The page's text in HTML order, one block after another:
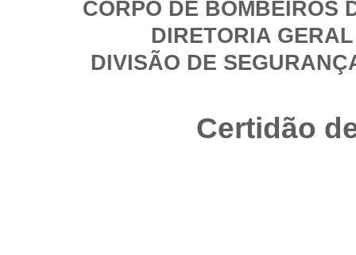
CORPO DE BOMBEIROS
DIRETORIA
DIVISÃO DE
Certidão